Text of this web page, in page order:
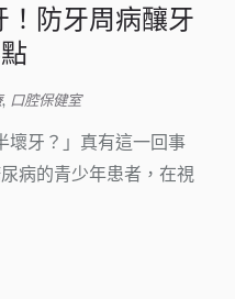
防牙周病釀牙
, 口腔保健室
壞牙？」真有這一回事
病的青少年患者，在視